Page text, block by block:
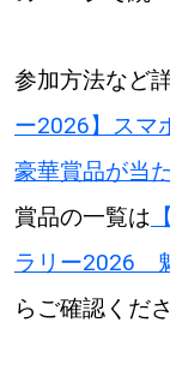
参加方法など
ー2026】スマ
豪華賞品が当
賞品の一覧は
ラリー2026
らご確認くださ